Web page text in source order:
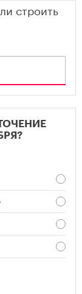
строить